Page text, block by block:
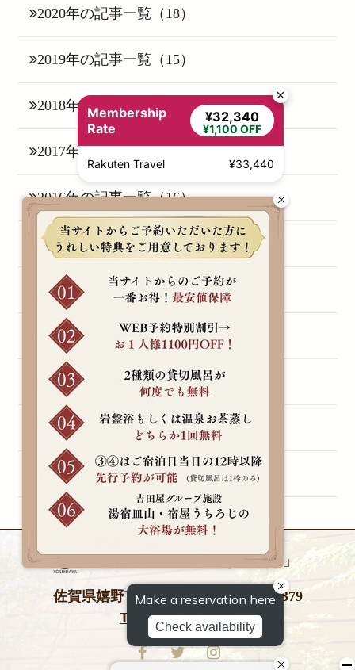
2020年の記事一覧（18）
2019年の記事一覧（15）
2018年の記事一覧（25）
2017年の記事一覧（6）
2016年の記事一覧（16）
2015年の記事一覧（1）
2014年の記事一覧（3）
2013年の記事一覧（1）
2011年の記事一覧（1）
2010年の記事一覧（1）
2009年の記事一覧（1）
旅館吉田屋 別邸「をりから」
佐賀県嬉野市嬉野町大字岩屋川内甲379
Tel 0954-42-0026
Membership
Rate
¥32,340
¥1,100 OFF
Rakuten Travel ¥33,440